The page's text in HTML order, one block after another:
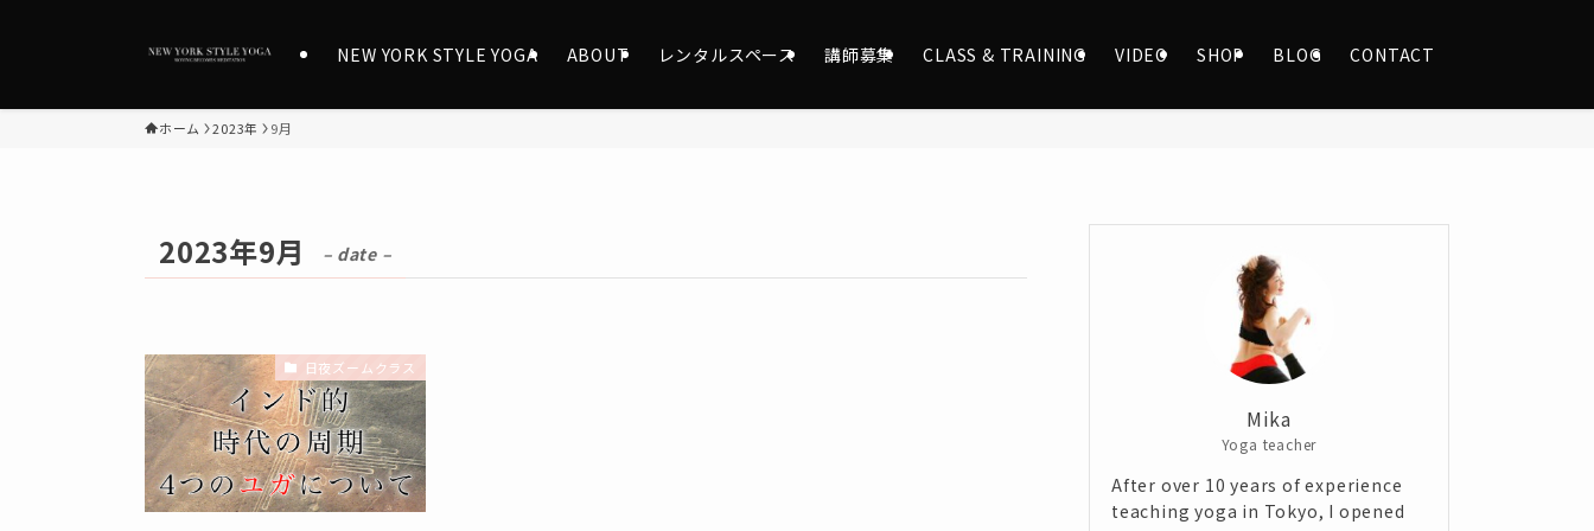
NEW YORK STYLE YOGA ABOUT レンタルスペース 講師募集 CLASS & TRAINING VIDEO SHOP BLOG CONTACT
ホーム 2023年 9月
2023年9月 – date –
日夜ズームクラス
Mika
Yoga teacher
After over 10 years of experience
teaching yoga in Tokyo, I opened